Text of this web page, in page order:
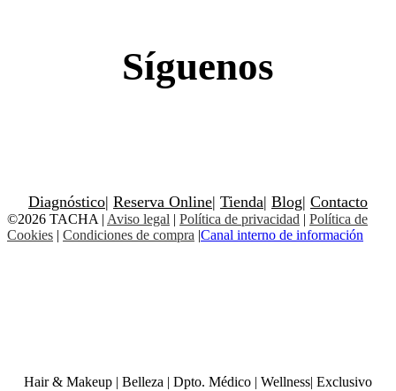
Síguenos
Diagnóstico| Reserva Online| Tienda| Blog| Contacto
©2026 TACHA | Aviso legal | Política de privacidad | Política de
Cookies | Condiciones de compra |Canal interno de información
Hair & Makeup | Belleza | Dpto. Médico | Wellness| Exclusivo